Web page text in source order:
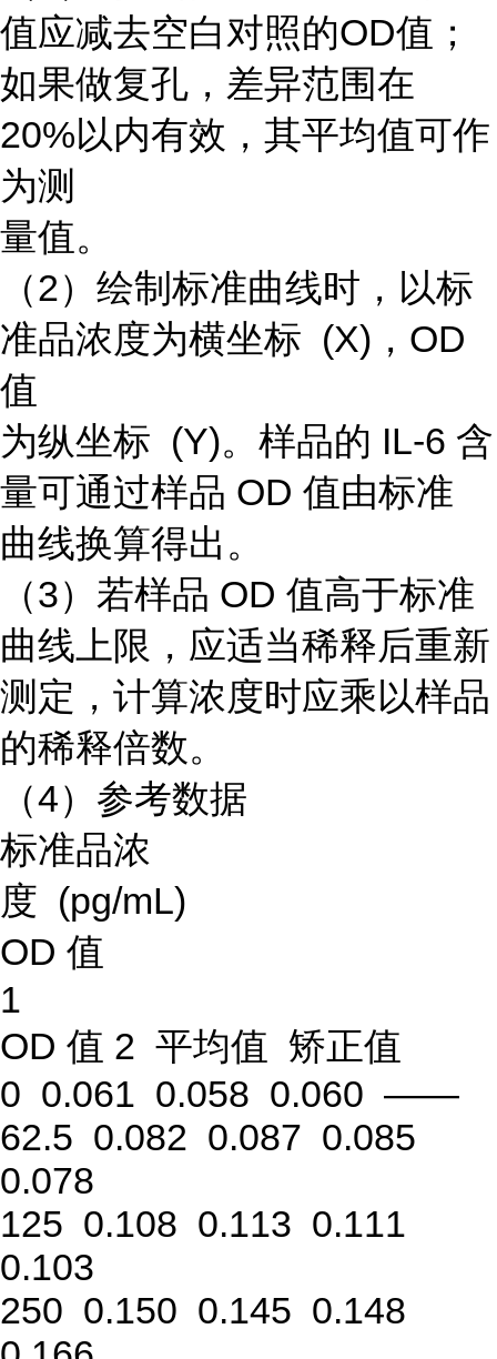
值应减去空白对照的OD值；
如果做复孔，差异范围在
20%以内有效，其平均值可作
为测
量值。
（2）绘制标准曲线时，以标
准品浓度为横坐标 (X)，OD
值
为纵坐标 (Y)。样品的 IL-6 含
量可通过样品 OD 值由标准
曲线换算得出。
（3）若样品 OD 值高于标准
曲线上限，应适当稀释后重新
测定，计算浓度时应乘以样品
的稀释倍数。
（4）参考数据
标准品浓
度 (pg/mL)
OD 值
1
OD 值 2 平均值 矫正值
0 0.061 0.058 0.060 ——
62.5 0.082 0.087 0.085
0.078
125 0.108 0.113 0.111
0.103
250 0.150 0.145 0.148